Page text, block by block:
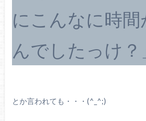
にこんなに時間
んでしたっけ？
とか言われても・・・(^_^;)